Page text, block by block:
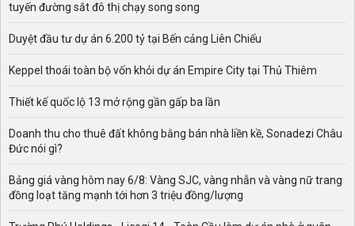
tuyến đường sắt đô thị chạy song song
Duyệt đầu tư dự án 6.200 tỷ tại Bến cảng Liên Chiểu
Keppel thoái toàn bộ vốn khỏi dự án Empire City tại Thủ Thiêm
Thiết kế quốc lộ 13 mở rộng gần gấp ba lần
Doanh thu cho thuê đất không bằng bán nhà liền kề, Sonadezi Châu
Đức nói gì?
Bảng giá vàng hôm nay 6/8: Vàng SJC, vàng nhẫn và vàng nữ trang
đồng loạt tăng mạnh tới hơn 3 triệu đồng/lượng